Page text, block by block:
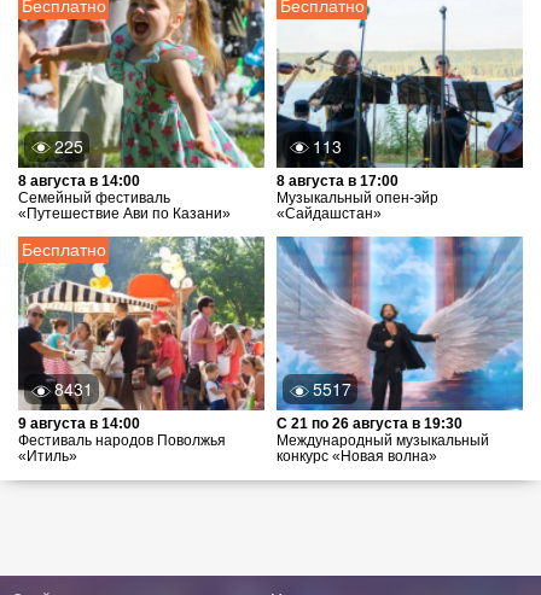
Бесплатно
225
8 августа в 14:00
Семейный фестиваль
«Путешествие Ави по Казани»
Бесплатно
113
8 августа в 17:00
Музыкальный опен-эйр
«Сайдашстан»
Бесплатно
8431
9 августа в 14:00
Фестиваль народов Поволжья
«Итиль»
5517
С 21 по 26 августа в 19:30
Международный музыкальный
конкурс «Новая волна»